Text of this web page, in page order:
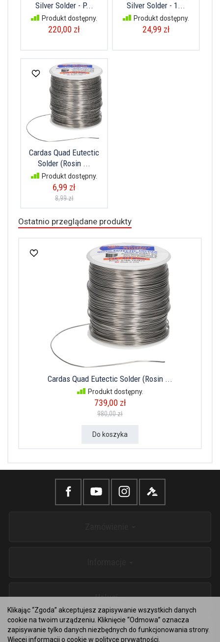
Silver Solder - P...
Produkt dostępny.
220,00 zł
Silver Solder - 1...
Produkt dostępny.
24,99 zł
Cardas Quad Eutectic
Solder (Rosin ...
Produkt dostępny.
6,99 zł
8,99 zł
Ostatnio przeglądane produkty
Cardas Quad Eutectic Solder (Rosin ...
Produkt dostępny.
739,00 zł
980,00 zł
Do koszyka
Usługi
Kontakt
Klikając “Zgoda” akceptujesz zapisywanie wszystkich danych
cookie na twoim urządzeniu. Kliknięcie “Odmowa” oznacza
zapisywanie tylko danych niezbędnych do funkcjonowania strony.
Więcej informacji o cookie w polityce prywatności